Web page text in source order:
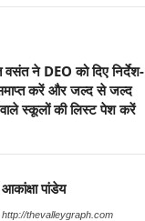
ने DEO को दिए निर्देश-
करें और जल्द से जल्द
स्कूलों की लिस्ट पेश करें
आकांक्षा पांडेय
http://thevalleygraph.com